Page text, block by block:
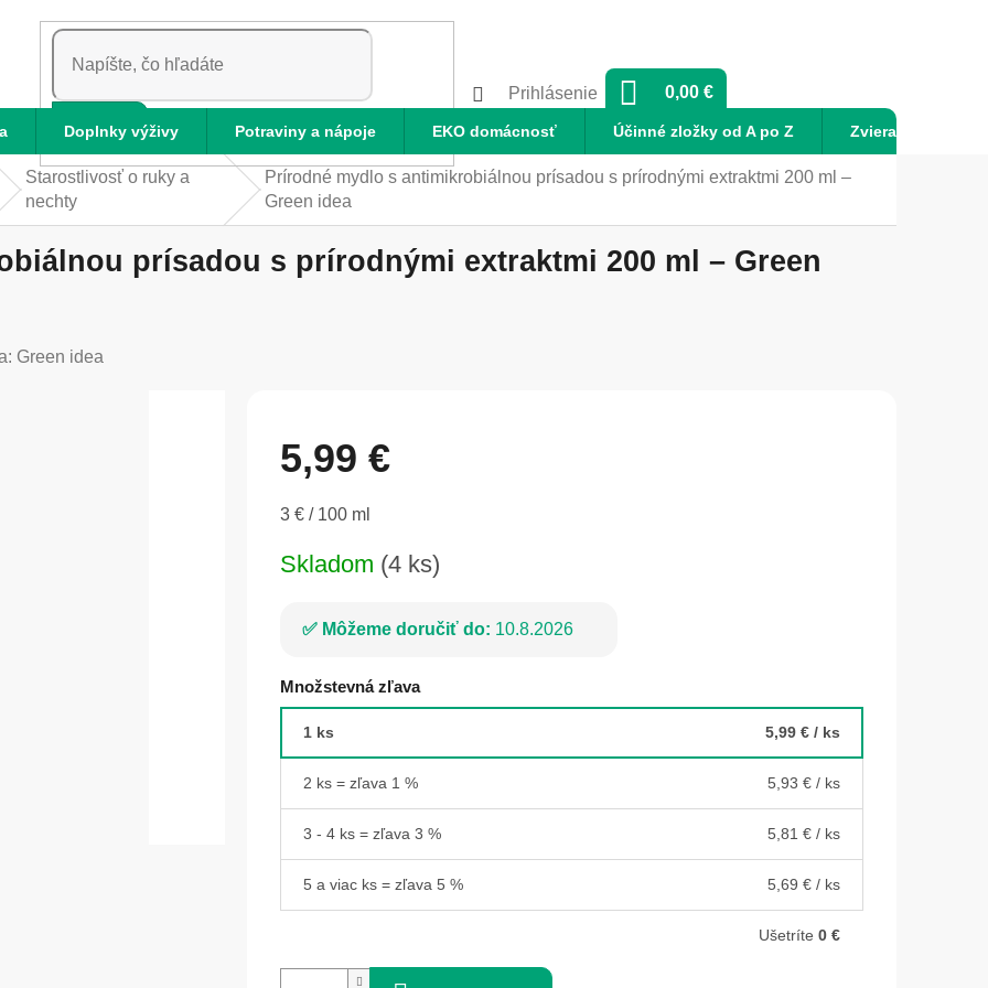
HĽADAŤ
Prihlásenie
NÁKUPNÝ
0,00 €
Doplnky výživy Potraviny a nápoje EKO domácnosť Účinné zložky od A po Z Zvieratá
Starostlivosť o ruky a
nechty
Prírodné mydlo s antimikrobiálnou prísadou s prírodnými extraktmi 200 ml –
Green idea
prísadou s prírodnými extraktmi 200 ml – Green
Green idea
5,99 €
Jednotková
3 € / 100 ml
Skladom (4 ks)
Môžeme doručiť do: 10.8.2026
Množstevná zľava
1 ks 5,99 € / ks
2 ks = zľava 1 % 5,93 € / ks
3 - 4 ks = zľava 3 % 5,81 € / ks
5 a viac ks = zľava 5 % 5,69 € / ks
Ušetríte 0 €